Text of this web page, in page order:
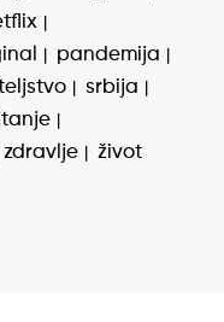
pandemija
srbija
zdravlje život